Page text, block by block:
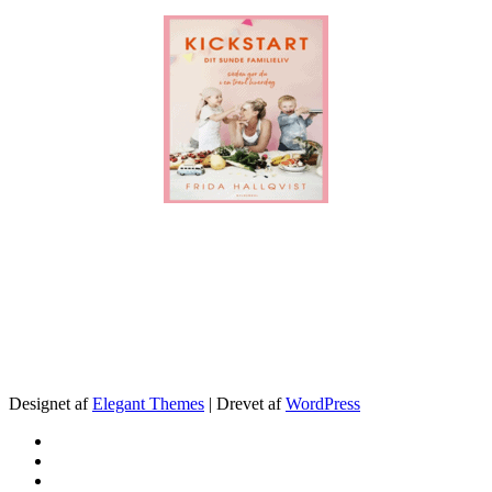
Designet afElegant Themes | Drevet afWordPress